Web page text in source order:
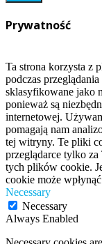
Prywatność
Ta strona korzysta z
podczas
sklasyfikowane jako
ponieważ są
internetowej.
pomagają nam
tej witryny. Te pliki
przeglądarce tylko
tych plików cookie.
cookie może
Necessary
Necessary
Always Enabled